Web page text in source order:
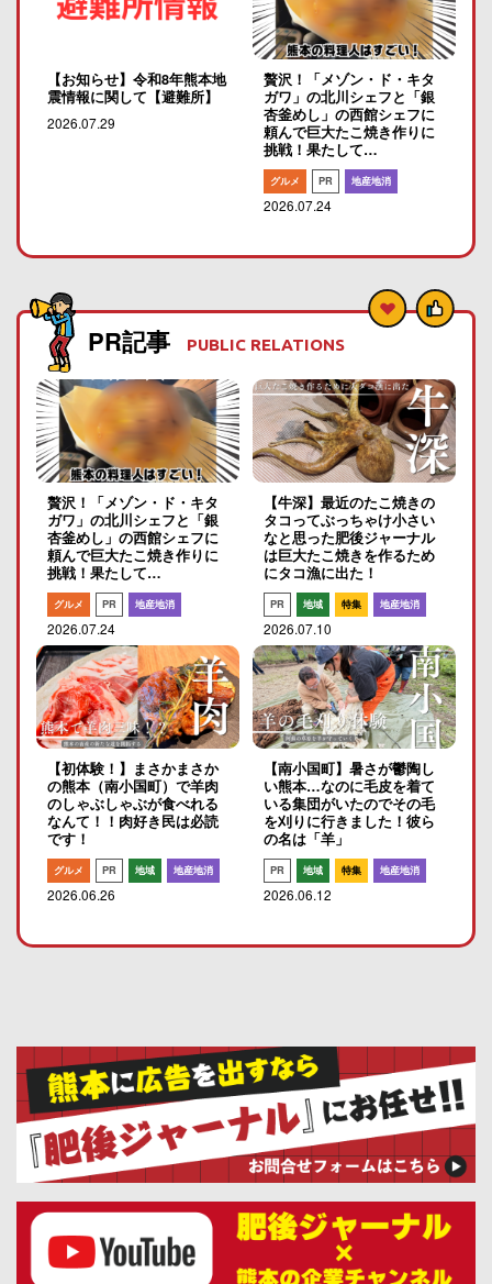
【お知らせ】令和8年熊本地
震情報に関して【避難所】
2026.07.29
贅沢！「メゾン・ド・キタ
ガワ」の北川シェフと「銀
杏釜めし」の西館シェフに
頼んで巨大たこ焼き作りに
挑戦！果たして…
グルメ PR 地産地消
2026.07.24
PR記事 PUBLIC RELATIONS
贅沢！「メゾン・ド・キタ
ガワ」の北川シェフと「銀
杏釜めし」の西館シェフに
頼んで巨大たこ焼き作りに
挑戦！果たして…
グルメ PR 地産地消
2026.07.24
【牛深】最近のたこ焼きの
タコってぶっちゃけ小さい
なと思った肥後ジャーナル
は巨大たこ焼きを作るため
にタコ漁に出た！
PR 地域 特集 地産地消
2026.07.10
【初体験！】まさかまさか
の熊本（南小国町）で羊肉
のしゃぶしゃぶが食べれる
なんて！！肉好き民は必読
です！
グルメ PR 地域 地産地消
2026.06.26
【南小国町】暑さが鬱陶し
い熊本…なのに毛皮を着て
いる集団がいたのでその毛
を刈りに行きました！彼ら
の名は「羊」
PR 地域 特集 地産地消
2026.06.12